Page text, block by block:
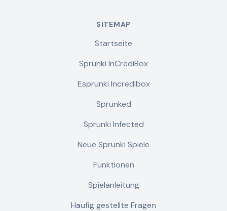
SITEMAP
Startseite
Sprunki InCrediBox
Esprunki Incredibox
Sprunked
Sprunki Infected
Neue Sprunki Spiele
Funktionen
Spielanleitung
Häufig gestellte Fragen